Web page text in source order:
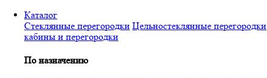
Перейти
основному
Каталог
Стеклянные перегородки Цельностеклянные перегородки
кабины и перегородки
По назначению